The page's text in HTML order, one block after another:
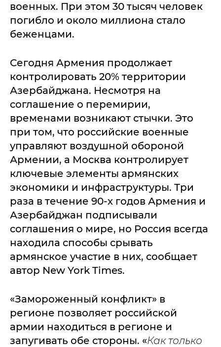
военных. При этом 30 тысяч человек
погибло и около миллиона стало
беженцами.
Сегодня Армения продолжает
контролировать 20% территории
Азербайджана. Несмотря на
соглашение о перемирии,
временами возникают стычки. Это
при том, что российские военные
управляют воздушной обороной
Армении, а Москва контролирует
ключевые элементы армянских
экономики и инфраструктуры. Три
раза в течение 90-х годов Армения и
Азербайджан подписывали
соглашения о мире, но Россия всегда
находила способы срывать
армянское участие в них, сообщает
автор New York Times.
«Замороженный конфликт» в
регионе позволяет российской
армии находиться в регионе и
запугивать обе стороны. «Как только